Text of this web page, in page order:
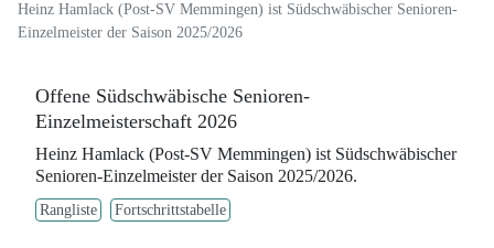
Heinz Hamlack (Post-SV Memmingen) ist Südschwäbischer Senioren-
Einzelmeister der Saison 2025/2026
Offene Südschwäbische Senioren-
Einzelmeisterschaft 2026
Heinz Hamlack (Post-SV Memmingen) ist Südschwäbischer
Senioren-Einzelmeister der Saison 2025/2026.
Rangliste Fortschrittstabelle